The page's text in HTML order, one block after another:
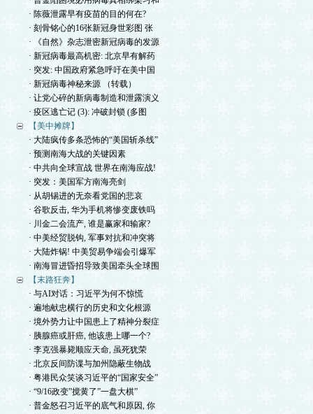
· 陈薇泄露早有疫苗的目的何在?
· 刻骨铭心的16张新冠身世彩图 张
· 《自然》杂志泄密新冠病毒的发源
· 新冠病毒最高机密: 北京早有解药
· 突发: 中国政府紧急呼吁在美中国
· 新冠病毒神秘来源 （转载）
· 让党心碎的新病毒制造和泄露演义
· 疫区逃亡记 (3): 冲破封锁 (多图
【美中摊牌】
· 大陆疯传多条恐怖的“美国斩杀线”
· 预测南海大战的关键因素
· 中共向全球宣战 世界在南海应战!
· 突发：美国军方南海亮剑
· 从胡锡进的无奈看党国的悲哀
· 谷歌反击, 华为手机将惨变废铁吗
· 川金二会流产, 谁是赢家和输家?
· 中美经贸脱钩, 军事对抗和冲突将
· 大陆炸锅! 中美贸易争端会引爆军
· 南海冒进昏招导致美国牵头全球围
【末路狂奔】
· 与AI对话：习近平为何不惊慌
· 遍地献忠横行的历史和文化根源
· 境外势力让中国患上了精神分裂症
· 胰腺癌或肝癌, 他该患上哪一个?
· 李克强暴毙顺应天命, 虽死犹荣
· 北京反间防谍与加州隐蔽生物战
· 粤港民众笑谈习近平的“国家安全”
· “9/16政变”搅黄了”一盘大棋”
· 普金怒召习近平的底气和原因, 你